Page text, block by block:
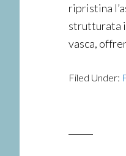
ripristina
strutturata
vasca,
Filed Under: